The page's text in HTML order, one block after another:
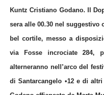
KuntzCristiano Godano. Il
sera alle 00.30 nel suggestivo
bel cortile, messo a
via Fosse incrociate 284,
alterneranno nell’arco del
di Santarcangelo •12 e di